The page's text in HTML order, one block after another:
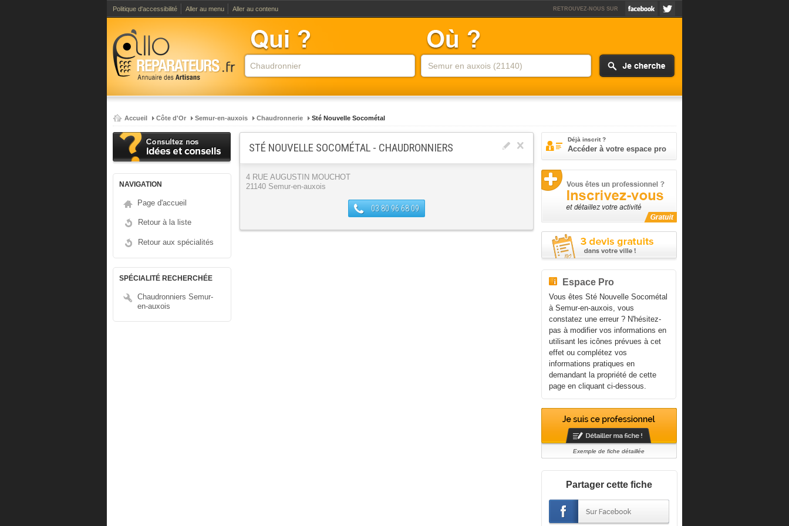
Politique d'accessibilité Aller au menu Aller au contenu RETROUVEZ-NOUS SUR
Accueil Côte d'Or Semur-en-auxois Chaudronnerie Sté Nouvelle Socométal
NAVIGATION
Page d'accueil
Retour à la liste
Retour aux spécialités
SPÉCIALITÉ RECHERCHÉE
Chaudronniers Semur-
en-auxois
STÉ NOUVELLE SOCOMÉTAL - CHAUDRONNIERS
4 RUE AUGUSTIN MOUCHOT
21140 Semur-en-auxois
03 80 96 68 09
Déjà inscrit ?
Accéder à votre espace pro
Espace Pro
Vous êtes Sté Nouvelle Socométal
à Semur-en-auxois, vous
constatez une erreur ? N'hésitez-
pas à modifier vos informations en
utilisant les icônes prévues à cet
effet ou complétez vos
informations pratiques en
demandant la propriété de cette
page en cliquant ci-dessous.
Exemple de fiche détaillée
Partager cette fiche